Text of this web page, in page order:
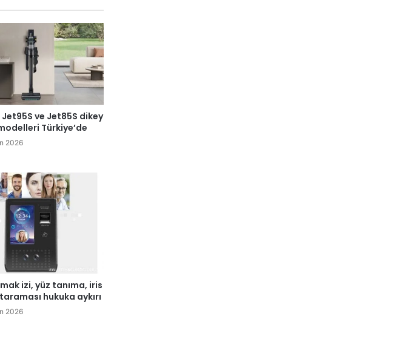
ve Jet85S dikey
Türkiye’de
2026
izi, yüz tanıma, iris
hukuka aykırı
2026